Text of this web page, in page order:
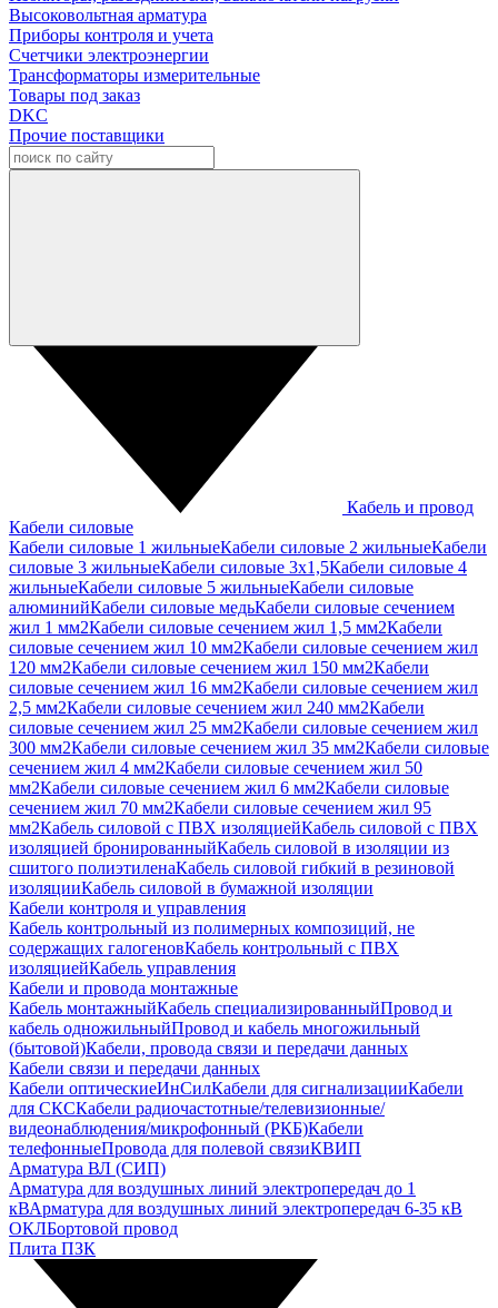
Высоковольтная арматура
Приборы контроля и учета
Счетчики электроэнергии
Трансформаторы измерительные
Товары под заказ
DKC
Прочие поставщики
Кабель и провод
Кабели силовые
Кабели силовые 1 жильныеКабели силовые 2 жильныеКабели
силовые 3 жильныеКабели силовые 3х1,5Кабели силовые 4
жильныеКабели силовые 5 жильныеКабели силовые
алюминийКабели силовые медьКабели силовые сечением
жил 1 мм2Кабели силовые сечением жил 1,5 мм2Кабели
силовые сечением жил 10 мм2Кабели силовые сечением жил
120 мм2Кабели силовые сечением жил 150 мм2Кабели
силовые сечением жил 16 мм2Кабели силовые сечением жил
2,5 мм2Кабели силовые сечением жил 240 мм2Кабели
силовые сечением жил 25 мм2Кабели силовые сечением жил
300 мм2Кабели силовые сечением жил 35 мм2Кабели силовые
сечением жил 4 мм2Кабели силовые сечением жил 50
мм2Кабели силовые сечением жил 6 мм2Кабели силовые
сечением жил 70 мм2Кабели силовые сечением жил 95
мм2Кабель силовой с ПВХ изоляциейКабель силовой с ПВХ
изоляцией бронированныйКабель силовой в изоляции из
сшитого полиэтиленаКабель силовой гибкий в резиновой
изоляцииКабель силовой в бумажной изоляции
Кабели контроля и управления
Кабель контрольный из полимерных композиций, не
содержащих галогеновКабель контрольный с ПВХ
изоляциейКабель управления
Кабели и провода монтажные
Кабель монтажныйКабель специализированныйПровод и
кабель одножильныйПровод и кабель многожильный
(бытовой)Кабели, провода связи и передачи данных
Кабели связи и передачи данных
Кабели оптическиеИнСилКабели для сигнализацииКабели
для СКСКабели радиочастотные/телевизионные/
видеонаблюдения/микрофонный (РКБ)Кабели
телефонныеПровода для полевой связиКВИП
Арматура ВЛ (СИП)
Арматура для воздушных линий электропередач до 1
кВАрматура для воздушных линий электропередач 6-35 кВ
ОКЛБортовой провод
Плита ПЗК